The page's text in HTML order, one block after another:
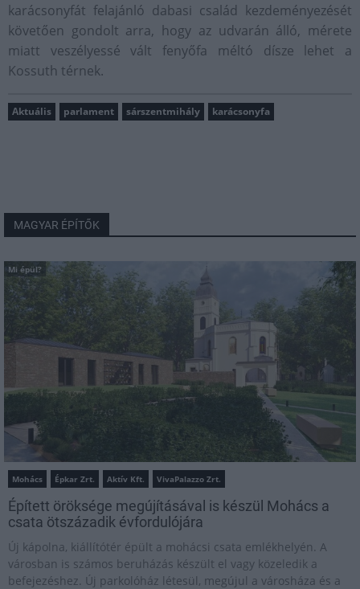
karácsonyfát felajánló dabasi család kezdeményezését
követően gondolt arra, hogy az udvarán álló, mérete
miatt veszélyessé vált fenyőfa méltó dísze lehet a
Kossuth térnek.
Aktuális parlament sárszentmihály karácsonyfa
MAGYAR ÉPÍTŐK
Mi épül?
Mohács Épkar Zrt. Aktív Kft. VivaPalazzo Zrt.
Épített öröksége megújításával is készül Mohács a
csata ötszázadik évfordulójára
Új kápolna, kiállítótér épült a mohácsi csata emlékhelyén. A
városban is számos beruházás készült el vagy közeledik a
befejezéshez. Új parkolóház létesül, megújul a városháza és a